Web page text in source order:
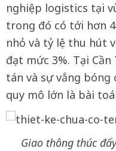
nghiệp logistics tại
trong đó có tới hơn
nhỏ và tỷ lệ thu hút
đạt mức 3%. Tại
tán và sự vắng
quy mô lớn là bài
Giao thông thúc